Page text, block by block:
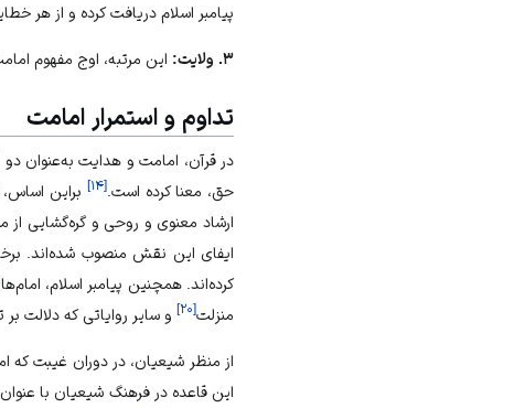
پیامبر اسلام دریافت کرده و از هر
۳. ولایت: این مرتبه، اوج مفهوم
تداوم و استمرار امامت
در قرآن، امامت و هدایت به‌عنوان دو
حق، معنا کرده است.[۱۴] براین
ارشاد معنوی و روحی و گره‌گشایی از
ایفای این نقش منصوب شده‌اند.
کرده‌اند. همچنین پیامبر اسلام،
منزلت[۲۰] و سایر روایاتی که دلالت بر
از منظر شیعیان، در دوران غیبت که
این قاعده در فرهنگ شیعیان با عنوان